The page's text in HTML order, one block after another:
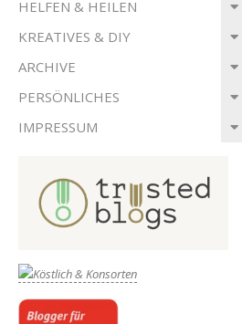
HELFEN & HEILEN
KREATIVES & DIY
ARCHIVE
PERSÖNLICHES
IMPRESSUM